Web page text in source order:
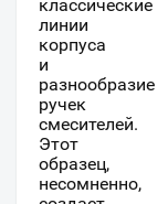
классические
линии
корпуса
и
разнообразие
ручек
смесителей.
Этот
образец,
несомненно,